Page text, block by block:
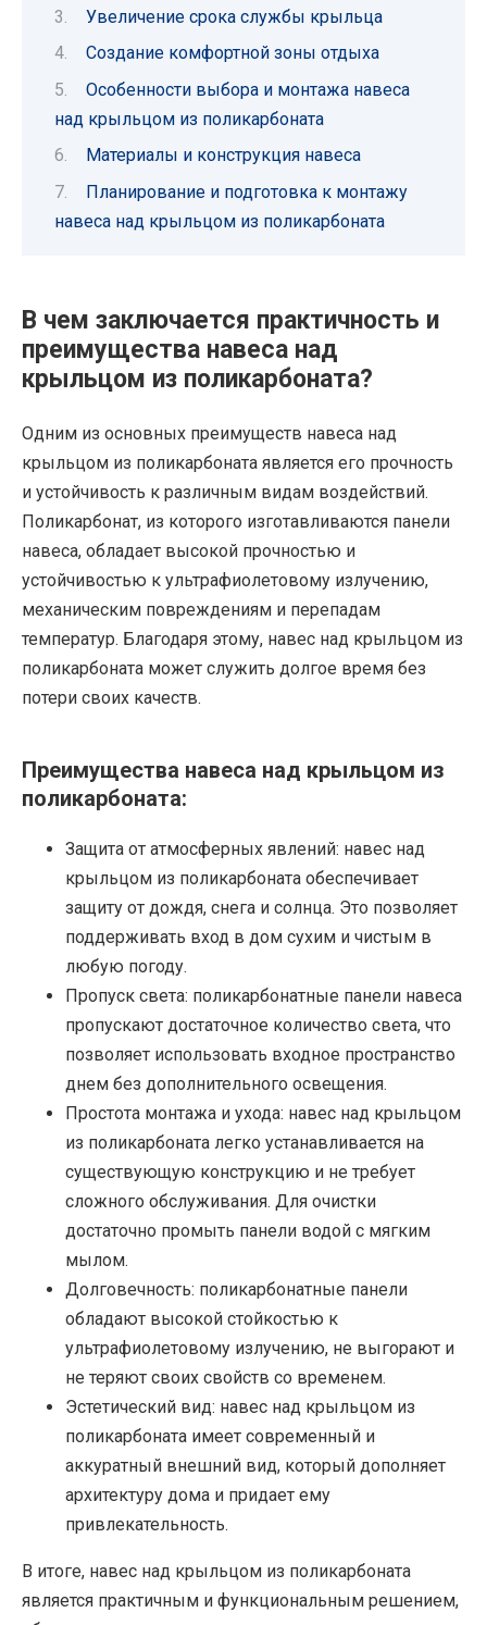
Увеличение срока службы крыльца
Создание комфортной зоны отдыха
Особенности выбора и монтажа навеса
над крыльцом из поликарбоната
Материалы и конструкция навеса
Планирование и подготовка к монтажу
навеса над крыльцом из поликарбоната
В чем заключается практичность и
преимущества навеса над
крыльцом из поликарбоната?
Одним из основных преимуществ навеса над
крыльцом из поликарбоната является его прочность
и устойчивость к различным видам воздействий.
Поликарбонат, из которого изготавливаются панели
навеса, обладает высокой прочностью и
устойчивостью к ультрафиолетовому излучению,
механическим повреждениям и перепадам
температур. Благодаря этому, навес над крыльцом из
поликарбоната может служить долгое время без
потери своих качеств.
Преимущества навеса над крыльцом из
поликарбоната:
Защита от атмосферных явлений: навес над
крыльцом из поликарбоната обеспечивает
защиту от дождя, снега и солнца. Это позволяет
поддерживать вход в дом сухим и чистым в
любую погоду.
Пропуск света: поликарбонатные панели навеса
пропускают достаточное количество света, что
позволяет использовать входное пространство
днем без дополнительного освещения.
Простота монтажа и ухода: навес над крыльцом
из поликарбоната легко устанавливается на
существующую конструкцию и не требует
сложного обслуживания. Для очистки
достаточно промыть панели водой с мягким
мылом.
Долговечность: поликарбонатные панели
обладают высокой стойкостью к
ультрафиолетовому излучению, не выгорают и
не теряют своих свойств со временем.
Эстетический вид: навес над крыльцом из
поликарбоната имеет современный и
аккуратный внешний вид, который дополняет
архитектуру дома и придает ему
привлекательность.
В итоге, навес над крыльцом из поликарбоната
является практичным и функциональным решением,